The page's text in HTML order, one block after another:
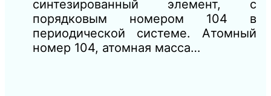
синтезированный элемент, с
порядковым номером 104 в
периодической системе. Атомный
номер 104, атомная масса…